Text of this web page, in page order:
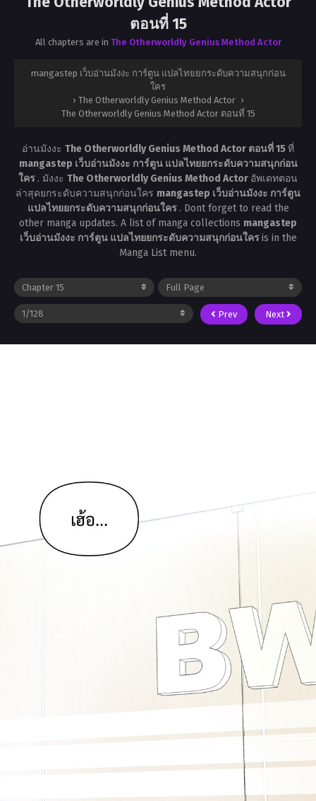
ตอนที่ 15
All chapters are in The Otherworldly Genius Method Actor
mangastep เว็บอ่านมังงะ การ์ตูน แปลไทยยกระดับความสนุกก่อน
ใคร
› The Otherworldly Genius Method Actor ›
The Otherworldly Genius Method Actor ตอนที่ 15
อ่านมังงะ The Otherworldly Genius Method Actor ตอนที่ 15ที่
mangastep เว็บอ่านมังงะ การ์ตูน แปลไทยยกระดับความสนุกก่อน
ใคร . มังงะ The Otherworldly Genius Method Actor อัพเดทตอน
ล่าสุดยกระดับความสนุกก่อนใคร mangastep เว็บอ่านมังงะ การ์ตูน
แปลไทยยกระดับความสนุกก่อนใคร . Dont forget to read the
other manga updates. A list of manga collections mangastep
เว็บอ่านมังงะ การ์ตูน แปลไทยยกระดับความสนุกก่อนใครis in the
Manga List menu.
Prev Next